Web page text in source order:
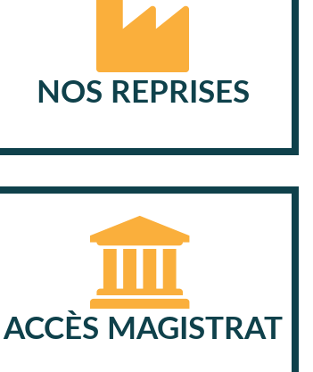
NOS REPRISES
ACCÈS MAGISTRAT